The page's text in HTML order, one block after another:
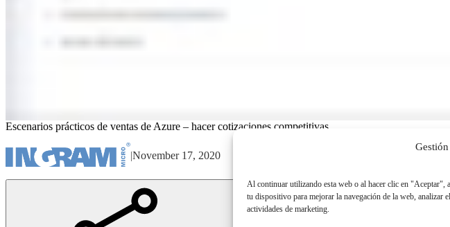
Al continuar utilizando esta web o al hacer clic en "Aceptar",
tu dispositivo para mejorar la navegación de la web, analizar
actividades de marketing.
Escenarios prácticos de ventas de Azure – hacer cotizaciones competitivas
|November 17, 2020